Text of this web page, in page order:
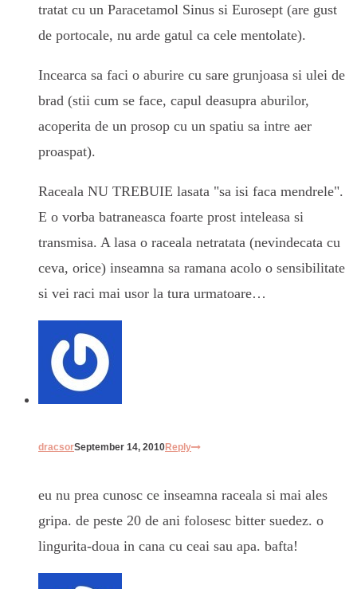
tratat cu un Paracetamol Sinus si Eurosept (are gust
de portocale, nu arde gatul ca cele mentolate).
Incearca sa faci o aburire cu sare grunjoasa si ulei de
brad (stii cum se face, capul deasupra aburilor,
acoperita de un prosop cu un spatiu sa intre aer
proaspat).
Raceala NU TREBUIE lasata "sa isi faca mendrele".
E o vorba batraneasca foarte prost inteleasa si
transmisa. A lasa o raceala netratata (nevindecata cu
ceva, orice) inseamna sa ramana acolo o sensibilitate
si vei raci mai usor la tura urmatoare…
dracsorSeptember 14, 2010Reply
eu nu prea cunosc ce inseamna raceala si mai ales
gripa. de peste 20 de ani folosesc bitter suedez. o
lingurita-doua in cana cu ceai sau apa. bafta!